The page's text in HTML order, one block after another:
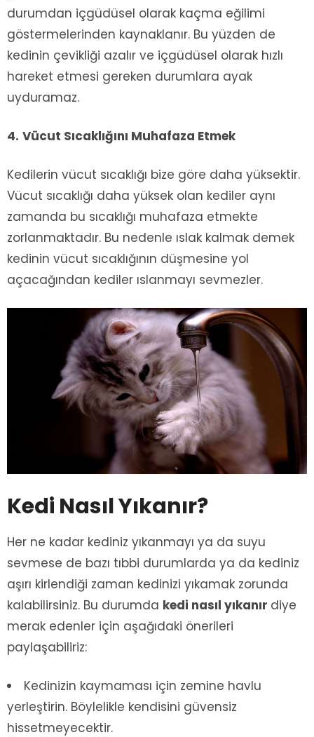
durumdan içgüdüsel olarak kaçma eğilimi
göstermelerinden kaynaklanır. Bu yüzden de
kedinin çevikliği azalır ve içgüdüsel olarak hızlı
hareket etmesi gereken durumlara ayak
uyduramaz.
4. Vücut Sıcaklığını Muhafaza Etmek
Kedilerin vücut sıcaklığı bize göre daha yüksektir.
Vücut sıcaklığı daha yüksek olan kediler aynı
zamanda bu sıcaklığı muhafaza etmekte
zorlanmaktadır. Bu nedenle ıslak kalmak demek
kedinin vücut sıcaklığının düşmesine yol
açacağından kediler ıslanmayı sevmezler.
Kedi Nasıl Yıkanır?
Her ne kadar kediniz yıkanmayı ya da suyu
sevmese de bazı tıbbi durumlarda ya da kediniz
aşırı kirlendiği zaman kedinizi yıkamak zorunda
kalabilirsiniz. Bu durumda kedi nasıl yıkanır diye
merak edenler için aşağıdaki önerileri
paylaşabiliriz:
Kedinizin kaymaması için zemine havlu
yerleştirin. Böylelikle kendisini güvensiz
hissetmeyecektir.